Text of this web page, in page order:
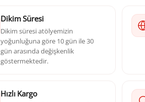
Dikim Süresi
Dikim süresi atölyemizin
yoğunluğuna göre 10 gün ile 30
gün arasında değişkenlik
göstermektedir.
Hızlı Kargo